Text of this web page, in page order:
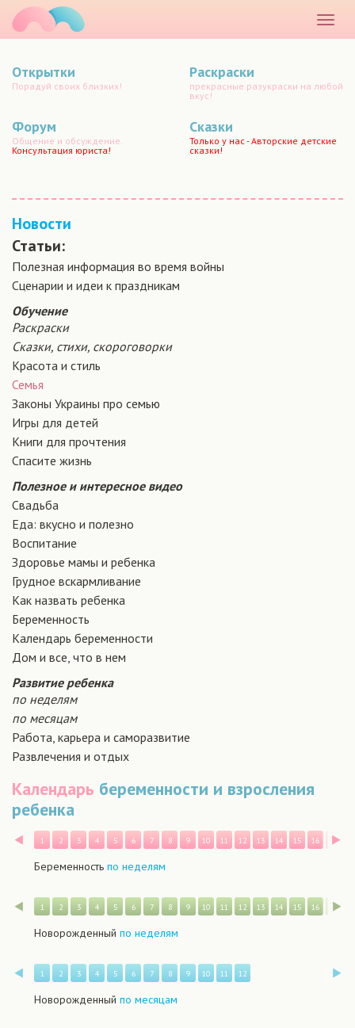
меню
Открытки
Порадуй своих близких!
Раскраски
прекрасные разукраски на любой
вкус!
Форум
Общение и обсуждение.
Консультация юриста!
Сказки
Только у нас - Авторские детские
сказки!
Новости
Статьи:
Полезная информация во время войны
Сценарии и идеи к праздникам
Обучение
Раскраски
Сказки, стихи, скороговорки
Красота и стиль
Семья
Законы Украины про семью
Игры для детей
Книги для прочтения
Спасите жизнь
Полезное и интересное видео
Свадьба
Еда: вкусно и полезно
Воспитание
Здоровье мамы и ребенка
Грудное вскармливание
Как назвать ребенка
Беременность
Календарь беременности
Дом и все, что в нем
Развитие ребенка
по неделям
по месяцам
Работа, карьера и саморазвитие
Развлечения и отдых
Календарь беременности и взросления
ребенка
Назад
1 2 3 4 5 6 7 8 9 10 11 12 13 14 15 16 17
Беременность по неделям
Назад
1 2 3 4 5 6 7 8 9 10 11 12 13 14 15 16 17
Новорожденный по неделям
Назад
1 2 3 4 5 6 7 8 9 10 11 12
Новорожденный по месяцам